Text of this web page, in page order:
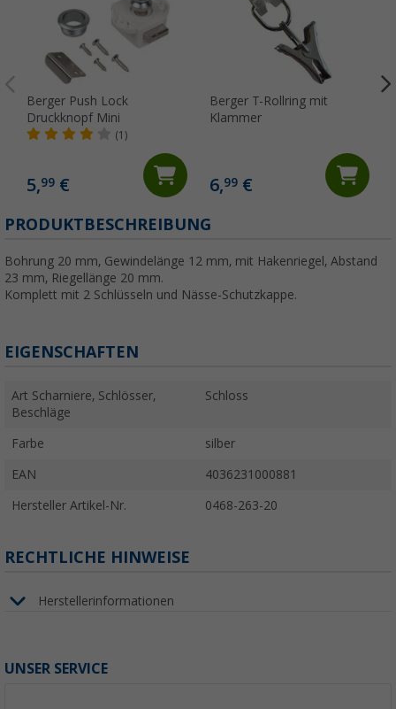
Berger Push Lock
Druckknopf Mini
(1)
5,99 €
Berger T-Rollring mit
Klammer
6,99€
PRODUKTBESCHREIBUNG
Bohrung 20 mm, Gewindelänge 12 mm, mit Hakenriegel, Abstand
23 mm, Riegellänge 20 mm.
Komplett mit 2 Schlüsseln und Nässe-Schutzkappe.
EIGENSCHAFTEN
Art Scharniere, Schlösser,
Beschläge
Schloss
Farbe silber
EAN 4036231000881
Hersteller Artikel-Nr. 0468-263-20
RECHTLICHE HINWEISE
Herstellerinformationen
UNSER SERVICE